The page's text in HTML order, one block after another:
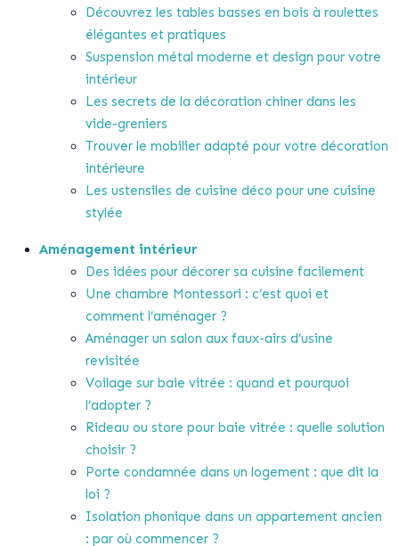
Découvrez les tables basses en bois à roulettes
élégantes et pratiques
Suspension métal moderne et design pour votre
intérieur
Les secrets de la décoration chiner dans les
vide-greniers
Trouver le mobilier adapté pour votre décoration
intérieure
Les ustensiles de cuisine déco pour une cuisine
stylée
Aménagement intérieur
Des idées pour décorer sa cuisine facilement
Une chambre Montessori : c’est quoi et
comment l’aménager ?
Aménager un salon aux faux-airs d’usine
revisitée
Voilage sur baie vitrée : quand et pourquoi
l’adopter ?
Rideau ou store pour baie vitrée : quelle solution
choisir ?
Porte condamnée dans un logement : que dit la
loi ?
Isolation phonique dans un appartement ancien
: par où commencer ?